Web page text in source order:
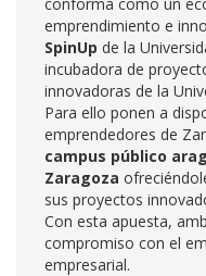
emprendimiento e
SpinUp de la
incubadora de
innovadoras de la
Para ello ponen a
emprendedores de
campus público
Zaragoza
sus proyectos
Con esta apuesta,
compromiso con el
empresarial.